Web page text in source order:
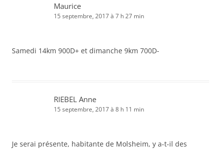
Maurice
15 septembre, 2017 à 7 h 27 min
Samedi 14km 900D+ et dimanche 9km 700D-
RIEBEL Anne
15 septembre, 2017 à 8 h 11 min
Je serai présente, habitante de Molsheim, y a-t-il des